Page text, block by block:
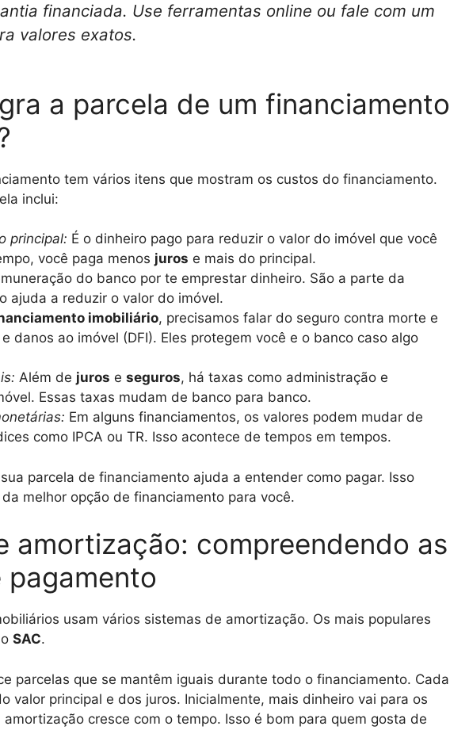
financiada. Use ferramentas online ou fale com um
valores exatos.
a parcela de um financiamento
tem vários itens que mostram os custos do financiamento.
inclui:
principal: É o dinheiro pago para reduzir o valor do imóvel que você
você paga menos juros e mais do principal.
do banco por te emprestar dinheiro. São a parte da
ajuda a reduzir o valor do imóvel.
imobiliário, precisamos falar do seguro contra morte e
danos ao imóvel (DFI). Eles protegem você e o banco caso algo
Além de juros e seguros, há taxas como administração e
Essas taxas mudam de banco para banco.
Em alguns financiamentos, os valores podem mudar de
como IPCA ou TR. Isso acontece de tempos em tempos.
parcela de financiamento ajuda a entender como pagar. Isso
melhor opção de financiamento para você.
amortização: compreendendo as
usam vários sistemas de amortização. Os mais populares
SAC.
parcelas que se mantêm iguais durante todo o financiamento. Cada
valor principal e dos juros. Inicialmente, mais dinheiro vai para os
cresce com o tempo. Isso é bom para quem gosta de